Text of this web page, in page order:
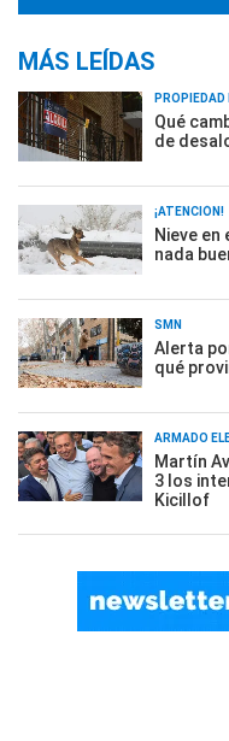
MÁS LEÍDAS
Qué
de
¡ATENCIÓN!
Nieve
nada
SMN
Alerta
qué
ARMADO
Martín
3 los
Kicillof